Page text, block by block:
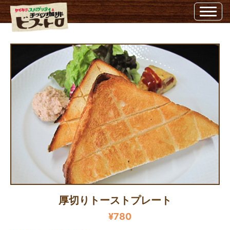
厚切りトーストプレート | 埼玉県越谷市のビストロ埼玉県越谷市のビストロ
厚切りトーストプレート
¥780